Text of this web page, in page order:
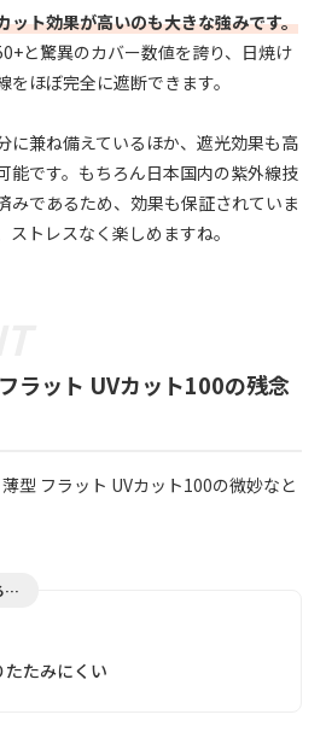
ット効果が高いのも大きな強みです。
と驚異のカバー数値を誇り、日焼け
ほぼ完全に遮断できます。
に兼ね備えているほか、遮光効果も高
能です。もちろん日本国内の紫外線技
みであるため、効果も保証されていま
トレスなく楽しめますね。
ラット UVカット100の残念
型 フラット UVカット100の微妙なと
…
たみにくい